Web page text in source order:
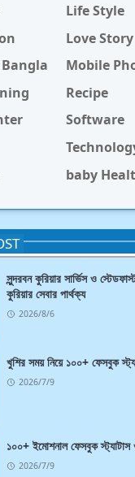
Life Style
Love Story
Mobile
Recipe
Software
baby
সুন্দরবন কুরিয়ার সার্ভিস ও
কুরিয়ার সেবার পার্থক্য
2026/8/6
খুশির সময় নিয়ে ১০০+ ফেসবুক
2026/7/9
১০০+ ইমোশনাল ফেসবুক
2026/7/9